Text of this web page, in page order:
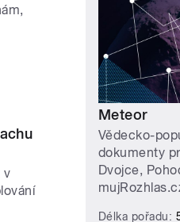
v
Meteor
Vědecko-
dokumenty
Dvojce,
Délka pořadu: